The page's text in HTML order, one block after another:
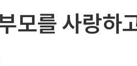
모를 사랑하